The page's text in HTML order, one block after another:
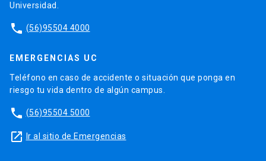
Universidad.
phone (56)95504 4000
EMERGENCIAS UC
Teléfono en caso de accidente o situación que ponga en
riesgo tu vida dentro de algún campus.
phone (56)95504 5000
launch Ir al sitio de Emergencias